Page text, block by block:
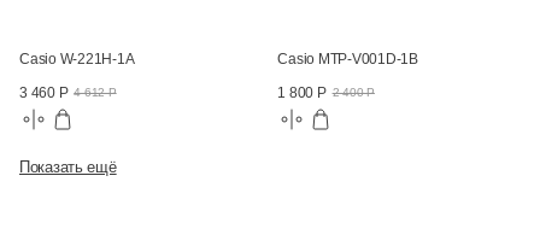
Casio W-221H-1A
3 460 Р 4 612 Р
Casio MTP-V001D-1B
1 800 Р 2 400 Р
Показать ещё